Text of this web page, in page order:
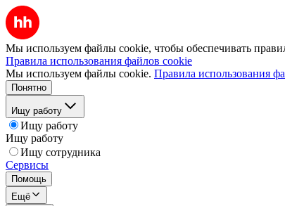
Мы используем файлы cookie, чтобы обеспечивать
Правила использования файлов cookie
Мы используем файлы cookie. Правила использования
Понятно
Ищу работу
Ищу работу
Ищу работу
Ищу сотрудника
Сервисы
Помощь
Ещё